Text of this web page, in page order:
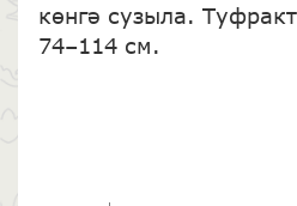
көнгә сузыла.
74–114 см.